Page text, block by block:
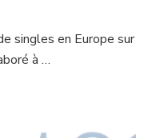
singles en Europe sur
à …